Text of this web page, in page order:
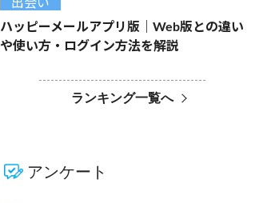
出会い
ハッピーメールアプリ版｜Web版との違い
や使い方・ログイン方法を解説
ランキング一覧へ
アンケート